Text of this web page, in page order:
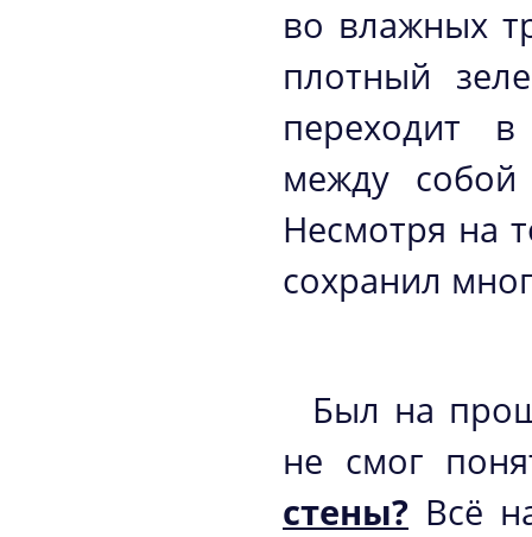
во влажных
плотный
переходит
между
Несмотря на
сохранил
Был на
не смог
стены? Всё